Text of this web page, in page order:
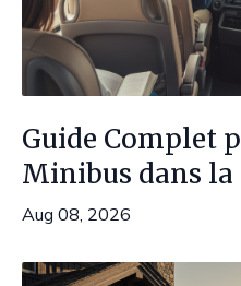
Guide Complet
Minibus dans la
Aug 08, 2026